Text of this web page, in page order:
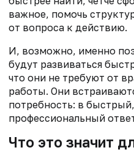
важное, помочь
от вопроса к действию.
И, возможно, именно
будут развиваться
что они не требуют от
работы. Они
потребность: в
профессиональный
Что это значит